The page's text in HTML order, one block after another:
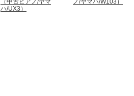
（中古ピアノ/ヤマ
ハ/UX3）
ノ/ヤマハ/W103）